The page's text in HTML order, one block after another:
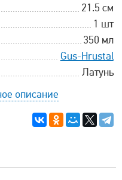
21.5 см
1 шт
350 мл
Gus-Hrustal
Латунь
описание